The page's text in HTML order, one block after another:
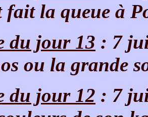
la queue à
du jour 13 : 7
ou la grande
du jour 12 : 7